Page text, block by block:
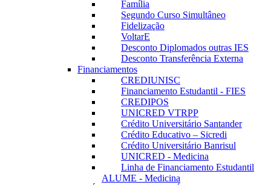
Família
Segundo Curso Simultâneo
Fidelização
VoltarE
Desconto Diplomados outras IES
Desconto Transferência Externa
Financiamentos
CREDIUNISC
Financiamento Estudantil - FIES
CREDIPOS
UNICRED VTRPP
Crédito Universitário Santander
Crédito Educativo – Sicredi
Crédito Universitário Banrisul
UNICRED - Medicina
Linha de Financiamento Estudantil
ALUME - Medicina